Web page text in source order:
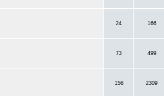
24 166
73 499
156 2309